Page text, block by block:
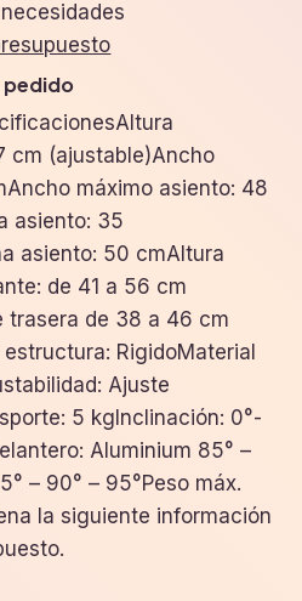
pedido
cm (ajustable)Ancho
máximo asiento: 48
asiento: 35
asiento: 50 cmAltura
de 41 a 56 cm
trasera de 38 a 46 cm
RigidoMaterial
Ajuste
5 kgInclinación: 0°-
Aluminium 85° –
– 90° – 95°Peso máx.
la siguiente información